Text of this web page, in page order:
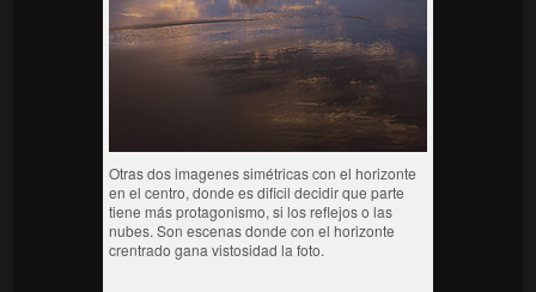
Otras dos imagenes simétricas con el horizonte
en el centro, donde es dificil decidir que parte
tiene más protagonismo, si los reflejos o las
nubes. Son escenas donde con el horizonte
crentrado gana vistosidad la foto.